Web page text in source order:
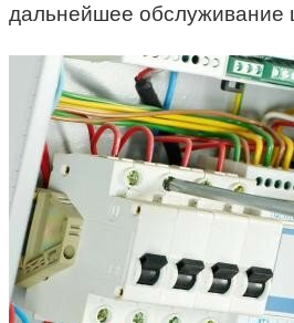
дальнейшее обслуживание